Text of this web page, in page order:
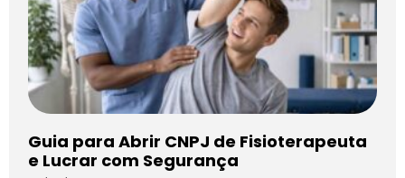
Guia para Abrir CNPJ de Fisioterapeuta
e Lucrar com Segurança